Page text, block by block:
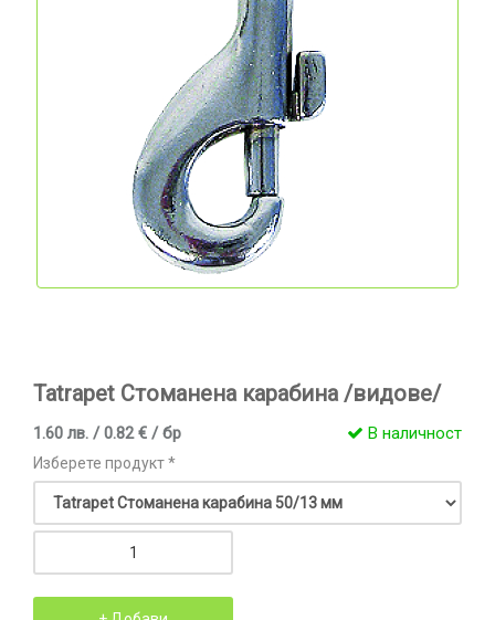
Tatrapet Стоманена карабина /видове/
1.60 лв. / 0.82 € / бр В наличност
Изберете продукт *